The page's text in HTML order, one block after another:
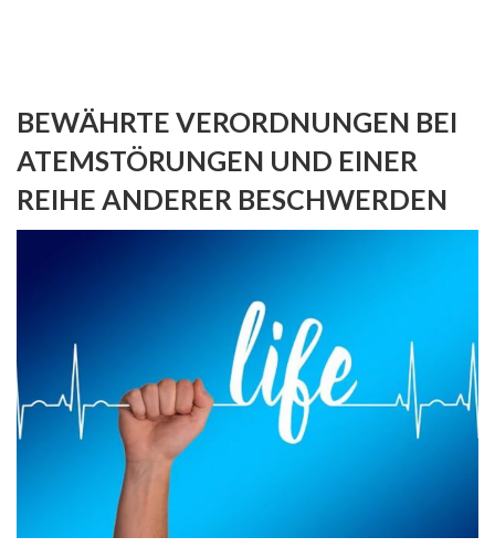
BEWÄHRTE VERORDNUNGEN BEI
ATEMSTÖRUNGEN UND EINER
REIHE ANDERER BESCHWERDEN